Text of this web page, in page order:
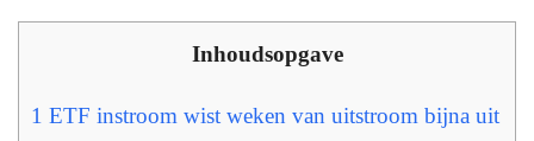
Inhoudsopgave
1 ETF instroom wist weken van uitstroom bijna uit